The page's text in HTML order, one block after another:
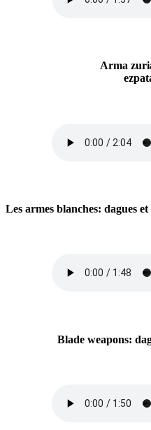
Arma
Les armes blanches: dagues et
Blade weapons: